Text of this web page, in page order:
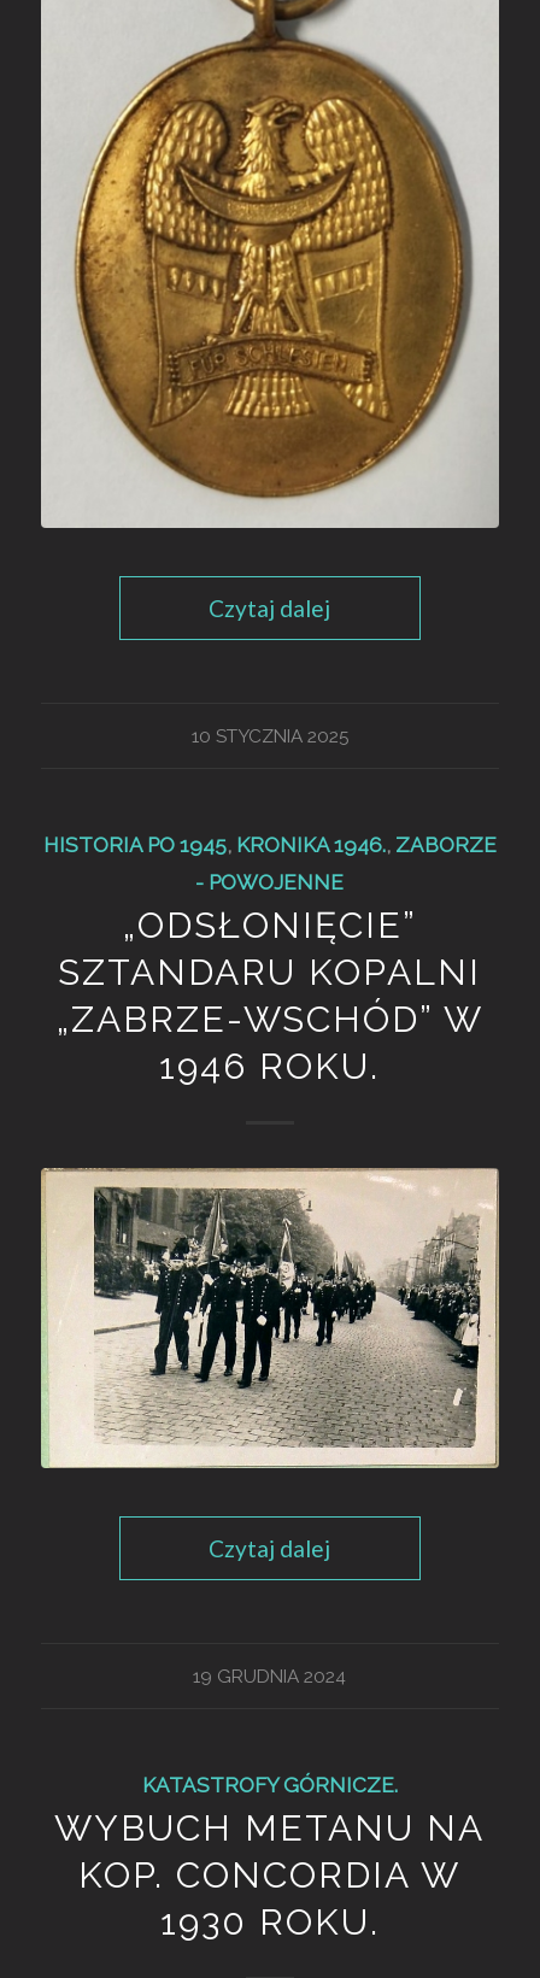
Czytaj dalej
10 STYCZNIA 2025
HISTORIA PO 1945, KRONIKA 1946., ZABORZE
- POWOJENNE
„ODSŁONIĘCIE”
SZTANDARU KOPALNI
„ZABRZE-WSCHÓD” W
1946 ROKU.
Czytaj dalej
19 GRUDNIA 2024
KATASTROFY GÓRNICZE.
WYBUCH METANU NA
KOP. CONCORDIA W
1930 ROKU.